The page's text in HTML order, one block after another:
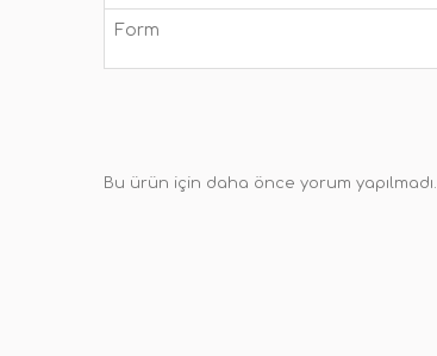
Form
Bu ürün için daha önce yorum yapılmadı.